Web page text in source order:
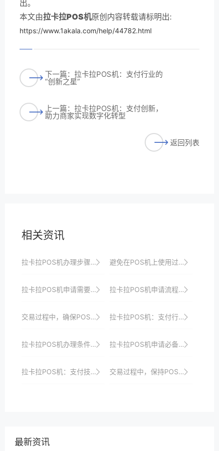
出。
本文由拉卡拉POS机原创内容转载请标明出:
https://www.1akala.com/help/44782.html
下一篇：拉卡拉POS机：支付行业的
“创新之星”
上一篇：拉卡拉POS机：支付创新，
助力商家实现数字化转型
返回列表
相关资讯
拉卡拉POS机办理步骤详解：轻松实现收银升级 避免在POS机上使用过于复杂的支付流程，影响客户体验。
拉卡拉POS机申请需要哪些材料？详细清单 拉卡拉POS机申请流程速览，助你抢占支付市场先机
交易过程中，确保POS机与支付网关的连接稳定。 拉卡拉POS机：支付行业的创新典范
拉卡拉POS机办理条件与所需材料解析：一站式服务，助你快速接入支付市场 拉卡拉POS机申请必备知识：了解这些技巧更省心省力
拉卡拉POS机：支付技术的新革命，引领行业发展 交易过程中，保持POS机屏幕清洁，避免影响操作。
最新资讯